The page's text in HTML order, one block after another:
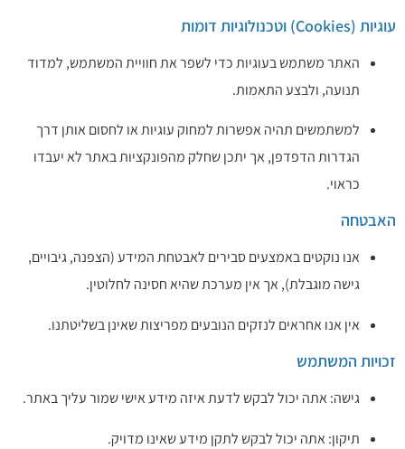
עוגיות (Cookies) וטכנולוגיות דומות
האתר משתמש בעוגיות כדי לשפר את חוויית המשתמש, למדוד
תנועה, ולבצע התאמות.
למשתמשים תהיה אפשרות למחוק עוגיות או לחסום אותן דרך
הגדרות הדפדפן, אך יתכן שחלק מהפונקציות באתר לא יעבדו
כראוי.
האבטחה
אנו נוקטים באמצעים סבירים לאבטחת המידע (הצפנה, גיבויים,
גישה מוגבלת), אך אין מערכת שהיא חסינה לחלוטין.
אין אנו אחראים לנזקים הנובעים מפריצות שאינן בשליטתנו.
זכויות המשתמש
גישה: אתה יכול לבקש לדעת איזה מידע אישי שמור עליך באתר.
תיקון: אתה יכול לבקש לתקן מידע שאינו מדויק.